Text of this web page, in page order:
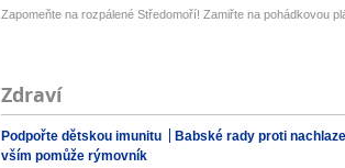
Zapomeňte na rozpálené Středomoří! Zamiřte na pohádkovou
Zdraví
Podpořte dětskou imunitu
Babské rady proti
vším pomůže rýmovník